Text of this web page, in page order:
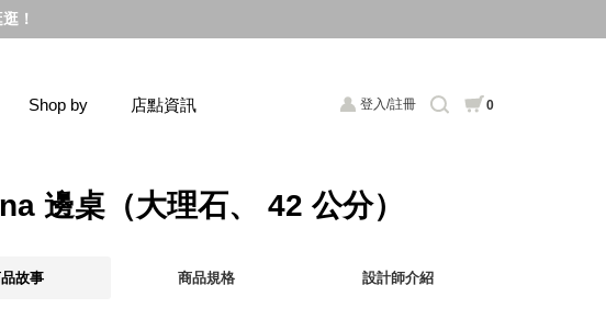
！
登入/註冊 0
Shop by 店點資訊
邊桌（大理石、 42 公分）
故事 商品規格 設計師介紹